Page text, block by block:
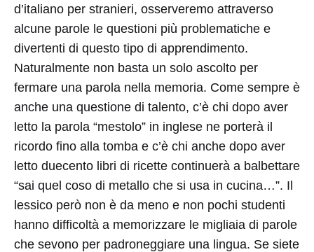
d’italiano per stranieri, osserveremo attraverso
alcune parole le questioni più problematiche e
divertenti di questo tipo di apprendimento.
Naturalmente non basta un solo ascolto per
fermare una parola nella memoria. Come sempre è
anche una questione di talento, c’è chi dopo aver
letto la parola “mestolo” in inglese ne porterà il
ricordo fino alla tomba e c’è chi anche dopo aver
letto duecento libri di ricette continuerà a balbettare
“sai quel coso di metallo che si usa in cucina…”. Il
lessico però non è da meno e non pochi studenti
hanno difficoltà a memorizzare le migliaia di parole
che sevono per padroneggiare una lingua. Se siete